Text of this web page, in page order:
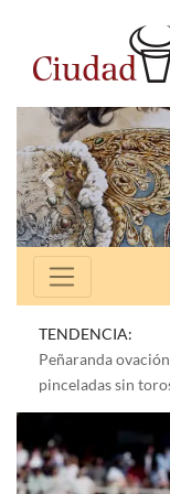
Anterior
TENDENCIA:
Peñaranda
pinceladas sin